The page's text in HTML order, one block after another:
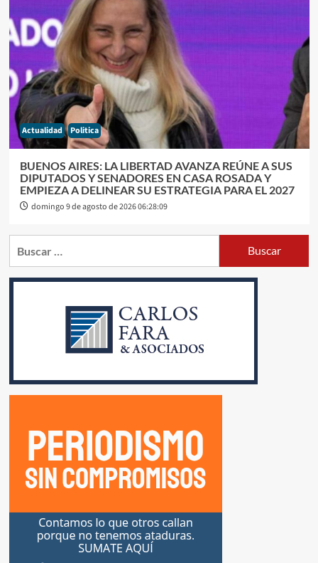
Actualidad Politica
BUENOS AIRES: LA LIBERTAD AVANZA REÚNE A SUS
DIPUTADOS Y SENADORES EN CASA ROSADA Y
EMPIEZA A DELINEAR SU ESTRATEGIA PARA EL 2027
domingo 9 de agosto de 2026 06:28:09